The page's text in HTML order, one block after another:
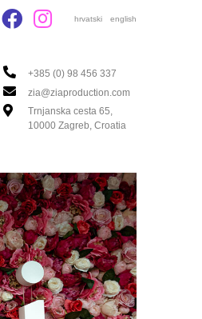
hrvatski english
+385 (0) 98 456 337
zia@ziaproduction.com
Trnjanska cesta 65,
10000 Zagreb, Croatia